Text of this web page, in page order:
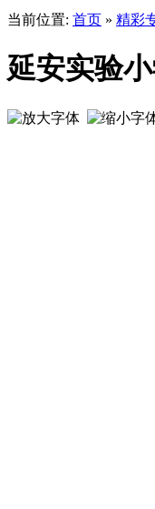
当前位置: 首页 » 精彩
延安实验